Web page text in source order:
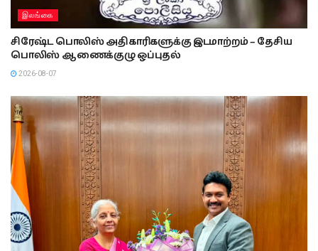
இலங்கை
சிரேஷ்ட பொலிஸ் அதிகாரிகளுக்கு இடமாற்றம் – தேசிய
பொலிஸ் ஆணைக்குழு ஒப்புதல்
2026-08-07